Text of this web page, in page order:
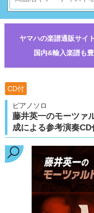
ヤマハの楽譜通販サイト
国内&輸入楽譜も
CD付
ピアノソロ
藤井英一のモーツァ
成による参考演奏CD